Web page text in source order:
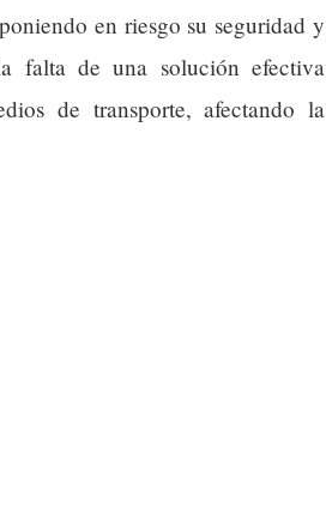
en riesgo su seguridad y
falta de una solución efectiva
de transporte, afectando la